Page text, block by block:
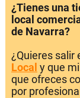
¿Tienes una
local
de Navarra?
¿Quieres salir
Local y que
que ofreces
por